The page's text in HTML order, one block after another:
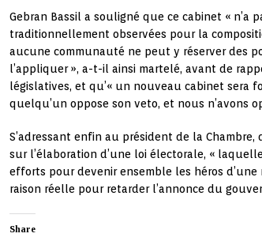
Gebran Bassil a souligné que ce cabinet «
traditionnellement observées pour la
aucune communauté ne peut y réserver des
l’appliquer », a-t-il ainsi martelé, avant de
législatives, et qu’« un nouveau cabinet sera
quelqu’un oppose son veto, et nous n’avons
S’adressant enfin au président de la
sur l’élaboration d’une loi électorale, «
efforts pour devenir ensemble les héros
raison réelle pour retarder l’annonce du
Share